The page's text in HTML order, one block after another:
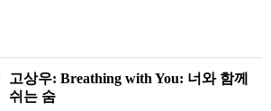
고상우: Breathing with You: 너와 함께
쉬는 숨